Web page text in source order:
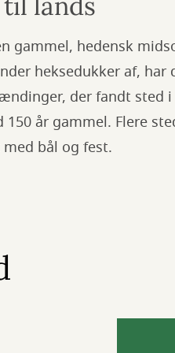
gammel, hedensk
heksedukker af, har
der fandt sted
år gammel. Flere
bål og fest.